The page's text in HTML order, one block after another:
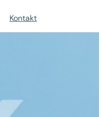
Kontakt